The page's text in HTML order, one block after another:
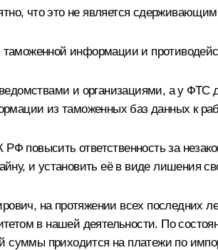
что это не является
информации и
и организациями, а у ФТС
из таможенных баз данных к
РФ повысить ответственность за
и установить её в виде лишения
на протяжении всех последних
в нашей деятельности. По
суммы приходится на платежи по